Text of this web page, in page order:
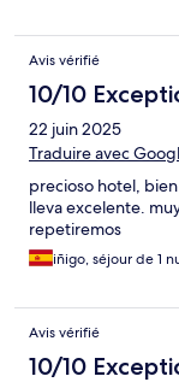
Avis vérifié
10/10
22 juin 2025
Traduire avec
precioso hotel,
lleva excelente.
repetiremos
iñigo, séjour de 1
Avis vérifié
10/10